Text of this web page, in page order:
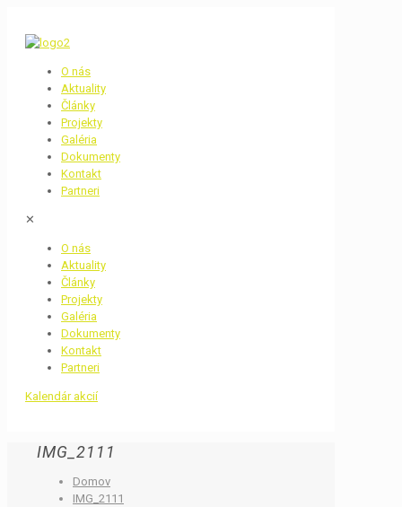
O nás
Aktuality
Články
Projekty
Galéria
Dokumenty
Kontakt
Partneri
✕
O nás
Aktuality
Články
Projekty
Galéria
Dokumenty
Kontakt
Partneri
Kalendár akcií
IMG_2111
Domov
IMG_2111